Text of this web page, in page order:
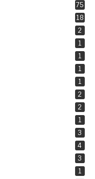
75
18
2
1
1
1
1
2
2
1
3
4
3
1